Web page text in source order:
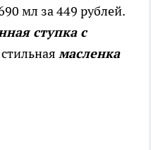
мл за 449 рублей.
ступка с
масленка